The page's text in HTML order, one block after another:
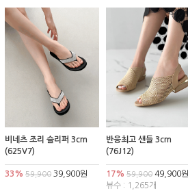
비네츠 조리 슬리퍼 3cm
(625V7)
33% 59,900 39,900원
반응최고 샌들 3cm
(76J12)
17% 59,90049,900원
뷰수 : 1,265개